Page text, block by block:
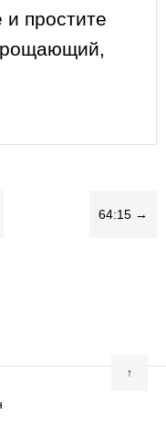
и простите
64:15 →
↑